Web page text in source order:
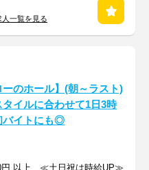
一覧を見る
ーのホール】(朝～ラスト)
タイルに合わせて1日3時
バイトにも◎
円 以上 ≪土日祝は時給UP≫